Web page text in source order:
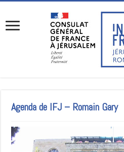
Agenda de IFJ – Romain Gary